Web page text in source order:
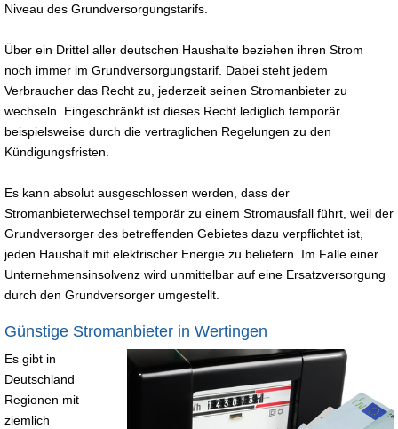
Niveau des Grundversorgungstarifs.
Über ein Drittel aller deutschen Haushalte beziehen ihren Strom
noch immer im Grundversorgungstarif. Dabei steht jedem
Verbraucher das Recht zu, jederzeit seinen Stromanbieter zu
wechseln. Eingeschränkt ist dieses Recht lediglich temporär
beispielsweise durch die vertraglichen Regelungen zu den
Kündigungsfristen.
Es kann absolut ausgeschlossen werden, dass der
Stromanbieterwechsel temporär zu einem Stromausfall führt, weil der
Grundversorger des betreffenden Gebietes dazu verpflichtet ist,
jeden Haushalt mit elektrischer Energie zu beliefern. Im Falle einer
Unternehmensinsolvenz wird unmittelbar auf eine Ersatzversorgung
durch den Grundversorger umgestellt.
Günstige Stromanbieter in Wertingen
Es gibt in
Deutschland
Regionen mit
ziemlich